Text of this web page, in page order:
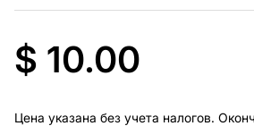
$ 10.00
Цена указана без учета налогов.